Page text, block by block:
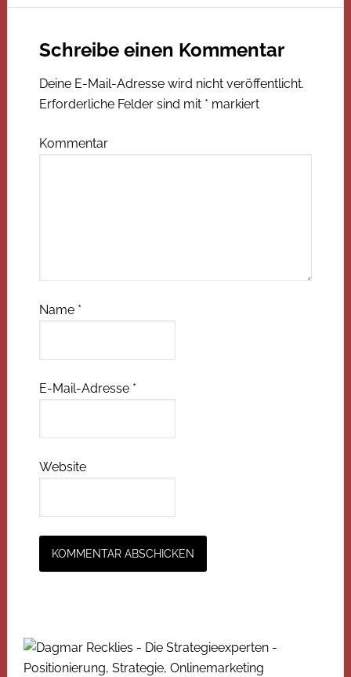
Schreibe einen Kommentar
Deine E-Mail-Adresse wird nicht veröffentlicht.
Erforderliche Felder sind mit * markiert
Kommentar
Name *
E-Mail-Adresse *
Website